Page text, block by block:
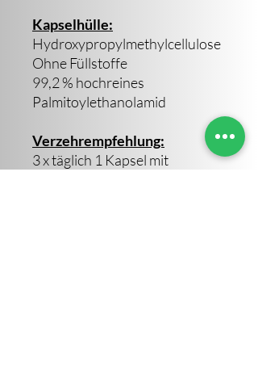
Kapselhülle:
Hydroxypropylmethylcellulose
Ohne Füllstoffe
99,2 % hochreines
Palmitoylethanolamid
Verzehrempfehlung:
3 x täglich 1 Kapsel mit